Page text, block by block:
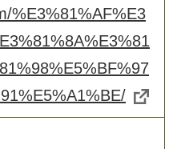
%E3%81%AF%E3